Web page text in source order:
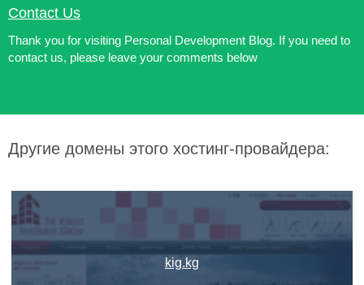
Contact Us
Thank you for visiting Personal Development Blog. If you need to
contact us, please leave your comments below
Другие домены этого хостинг-провайдера:
kig.kg